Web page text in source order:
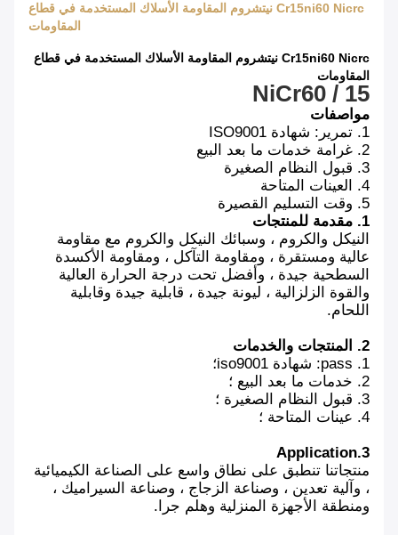
Cr15ni60 Nicrc نيتشروم المقاومة الأسلاك المستخدمة في قطاع
المقاومات
Cr15ni60 Nicrc نيتشروم المقاومة الأسلاك المستخدمة في قطاع
المقاومات
NiCr60 / 15
مواصفات
1. تمرير: شهادة ISO9001
2. غرامة خدمات ما بعد البيع
3. قبول النظام الصغيرة
4. العينات المتاحة
5. وقت التسليم القصيرة
1. مقدمة للمنتجات
النيكل والكروم ، وسبائك النيكل والكروم مع مقاومة
عالية ومستقرة ، ومقاومة التآكل ، ومقاومة الأكسدة
السطحية جيدة ، وأفضل تحت درجة الحرارة العالية
والقوة الزلزالية ، ليونة جيدة ، قابلية جيدة وقابلية
اللحام.
2. المنتجات والخدمات
1. pass: شهادة iso9001؛
2. خدمات ما بعد البيع ؛
3. قبول النظام الصغيرة ؛
4. عينات المتاحة ؛
3.Application
منتجاتنا تنطبق على نطاق واسع على الصناعة الكيميائية
، وآلية تعدين ، وصناعة الزجاج ، وصناعة السيراميك ،
ومنطقة الأجهزة المنزلية وهلم جرا.